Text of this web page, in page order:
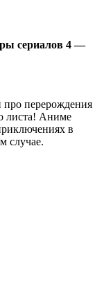
сериалов 4 —
про перерождения
листа! Аниме
в
случае.